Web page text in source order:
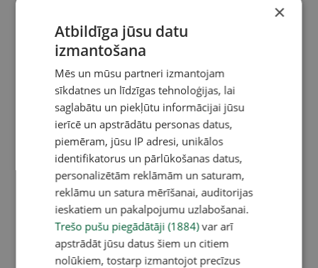
×
Atbildīga jūsu datu
izmantošana
Mēs un mūsu partneri izmantojam
sīkdatnes un līdzīgas tehnoloģijas, lai
saglabātu un piekļūtu informācijai jūsu
ierīcē un apstrādātu personas datus,
piemēram, jūsu IP adresi, unikālos
identifikatorus un pārlūkošanas datus,
personalizētām reklāmām un saturam,
reklāmu un satura mērīšanai, auditorijas
ieskatiem un pakalpojumu uzlabošanai.
Trešo pušu piegādātāji (1884)var arī
apstrādāt jūsu datus šiem un citiem
nolūkiem, tostarp izmantojot precīzus